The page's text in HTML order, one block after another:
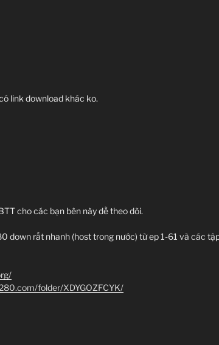
link download khác ko.
cho các bạn bên này dễ theo dõi.
down rất nhanh (host trong nước) từ ep 1-61 và các
folder/XDYGOZFCYK/